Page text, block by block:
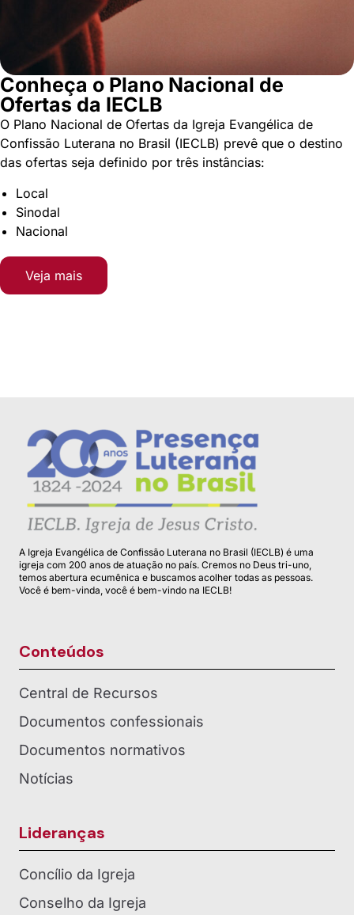
Conheça o Plano Nacional de
Ofertas da IECLB
O Plano Nacional de Ofertas da Igreja Evangélica de
Confissão Luterana no Brasil (IECLB) prevê que o destino
das ofertas seja definido por três instâncias:
Local
Sinodal
Nacional
Veja mais
A Igreja Evangélica de Confissão Luterana no Brasil (IECLB) é uma
igreja com 200 anos de atuação no país. Cremos no Deus tri-uno,
temos abertura ecumênica e buscamos acolher todas as pessoas.
Você é bem-vinda, você é bem-vindo na IECLB!
Conteúdos
Central de Recursos
Documentos confessionais
Documentos normativos
Notícias
Lideranças
Concílio da Igreja
Conselho da Igreja